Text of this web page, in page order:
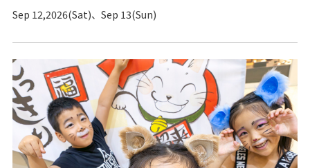
Sep 12,2026(Sat)、Sep 13(Sun)